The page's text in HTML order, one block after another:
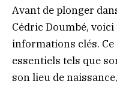
Avant de plonger
Cédric Doumbé,
informations clés.
essentiels tels que
son lieu de